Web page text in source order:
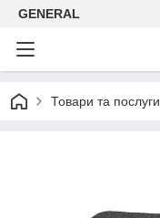
GENERAL
Товари та послуги